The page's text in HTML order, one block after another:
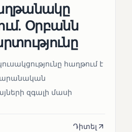
Օրբանն
հաղթում է
զգալի մասի
Դիտել